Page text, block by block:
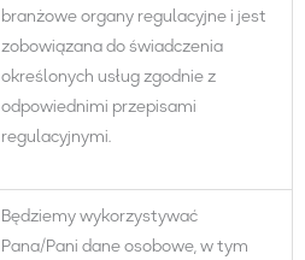
branżowe organy regulacyjne i jest
zobowiązana do świadczenia
określonych usług zgodnie z
odpowiednimi przepisami
regulacyjnymi.
Będziemy wykorzystywać
Pana/Pani dane osobowe, w tym